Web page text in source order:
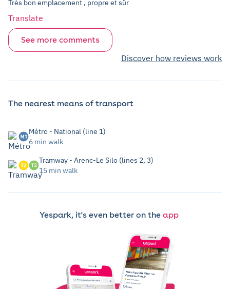
Très bon emplacement , propre et sûr
Translate
See more comments
Discover how reviews work
The nearest means of transport
Métro - National (line 1)
6 min walk
Tramway - Arenc-Le Silo (lines 2, 3)
15 min walk
Yespark, it's even better on the app